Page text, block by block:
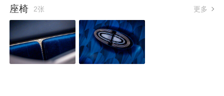
座椅 2张 更多